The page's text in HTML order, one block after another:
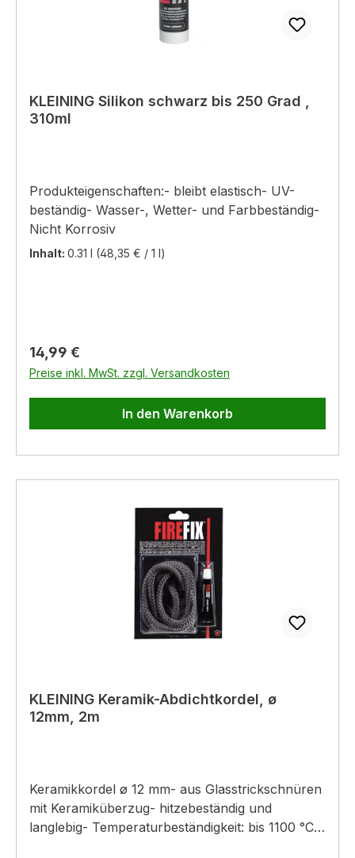
KLEINING Silikon schwarz bis 250 Grad ,
310ml
Produkteigenschaften:- bleibt elastisch- UV-
beständig- Wasser-, Wetter- und Farbbeständig-
Nicht Korrosiv
Inhalt: 0.31 l (48,35 € / 1 l)
Regulärer Preis:
14,99 €
Preise inkl. MwSt. zzgl. Versandkosten
In den Warenkorb
KLEINING Keramik-Abdichtkordel, ø
12mm, 2m
Keramikkordel ø 12 mm- aus Glasstrickschnüren
mit Keramiküberzug- hitzebeständig und
langlebig- Temperaturbeständigkeit: bis 1100 °C-